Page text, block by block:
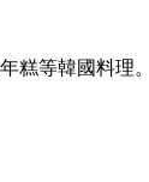
糕等韓國料理。